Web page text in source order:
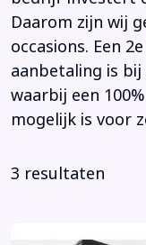
Daarom zijn wij
occasions. Een
aanbetaling is
waarbij een
mogelijk is voor
3 resultaten